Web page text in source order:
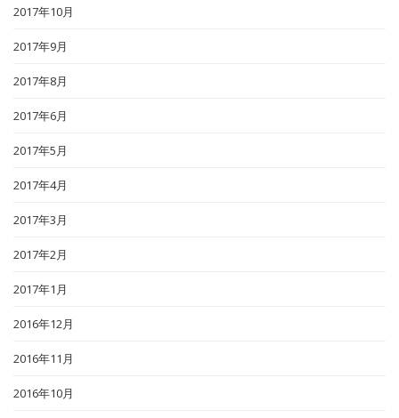
2017年10月
2017年9月
2017年8月
2017年6月
2017年5月
2017年4月
2017年3月
2017年2月
2017年1月
2016年12月
2016年11月
2016年10月